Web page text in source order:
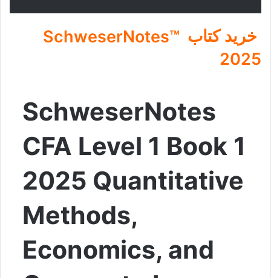
خرید کتاب SchweserNotes™
2025
SchweserNotes
CFA Level 1 Book 1
2025 Quantitative
Methods,
Economics, and